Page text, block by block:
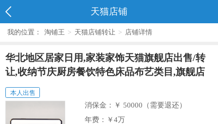
天猫店铺
我的位置： 淘铺王 > 天猫店铺转让 > 店铺详情
华北地区居家日用,家装家饰天猫旗舰店出售/转
让,收纳节庆厨房餐饮特色床品布艺类目,旗舰店
本人出售
消保金：
￥ 50000（需要退还）
年费：
￥4万